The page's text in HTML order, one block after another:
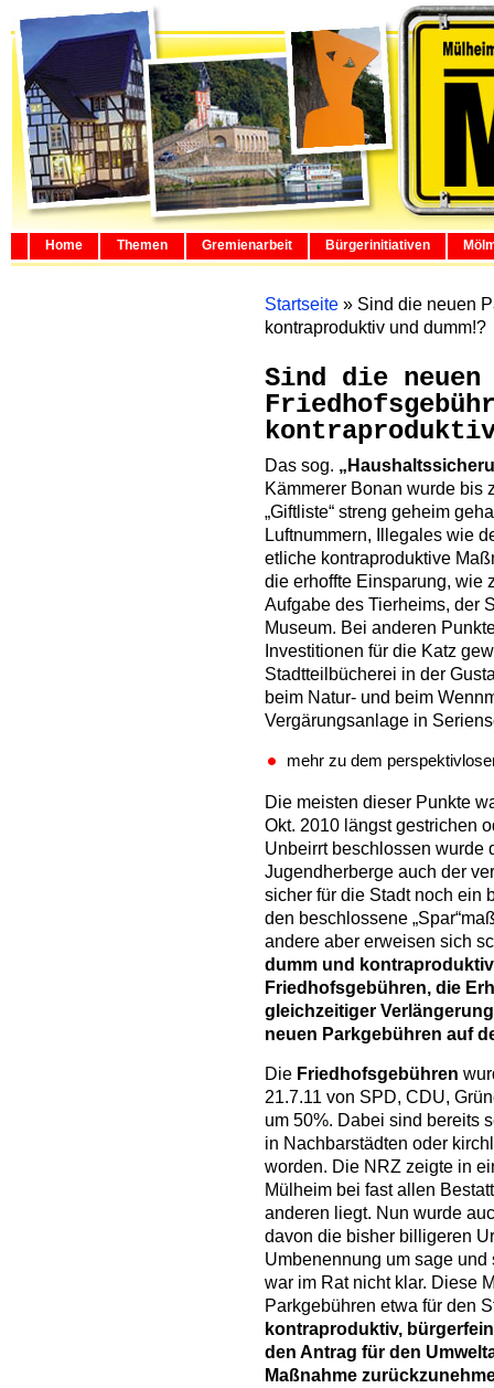
Home Themen Gremienarbeit Bürgerinitiativen
Startseite » Sind die neuen
kontraproduktiv und dumm!?
Sind die neuen
kontraproduktiv
Das sog.
Kämmerer Bonan wurde bis
„Giftliste“ streng geheim
Luftnummern, Illegales wie
etliche kontraproduktive
die erhoffte Einsparung, wie
Aufgabe des Tierheims, der
Museum. Bei anderen
Investitionen für die Katz
Stadtteilbücherei in der
beim Natur- und beim
Vergärungsanlage in
mehr zu dem
Die meisten dieser Punkte
Okt. 2010 längst gestrichen
Unbeirrt beschlossen wurde
Jugendherberge auch der
sicher für die Stadt noch ein
den beschlossene
andere aber erweisen sich
dumm und
Friedhofsgebühren, die
gleichzeitiger
neuen Parkgebühren auf
Die Friedhofsgebühren
21.7.11 von SPD, CDU,
um 50%. Dabei sind bereits
in Nachbarstädten oder
worden. Die NRZ zeigte in
Mülheim bei fast allen
anderen liegt. Nun wurde
davon die bisher billigeren
Umbenennung um sage
war im Rat nicht klar. Diese
Parkgebühren etwa für den
kontraproduktiv,
den Antrag für den
Maßnahme